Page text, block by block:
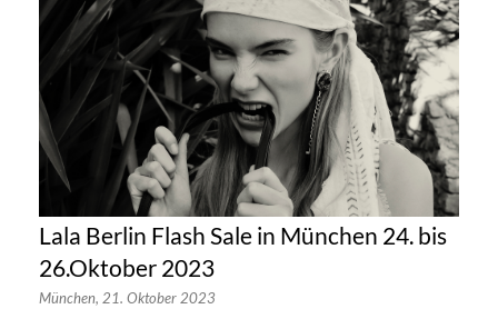
Lala Berlin Flash Sale in München 24. bis
26.Oktober 2023
München, 21. Oktober 2023